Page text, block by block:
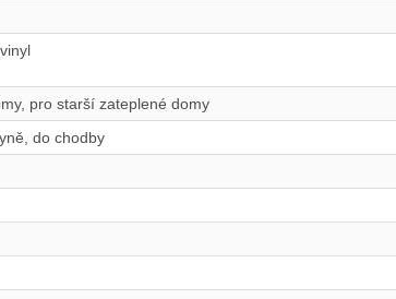
pro starší zateplené domy
do chodby